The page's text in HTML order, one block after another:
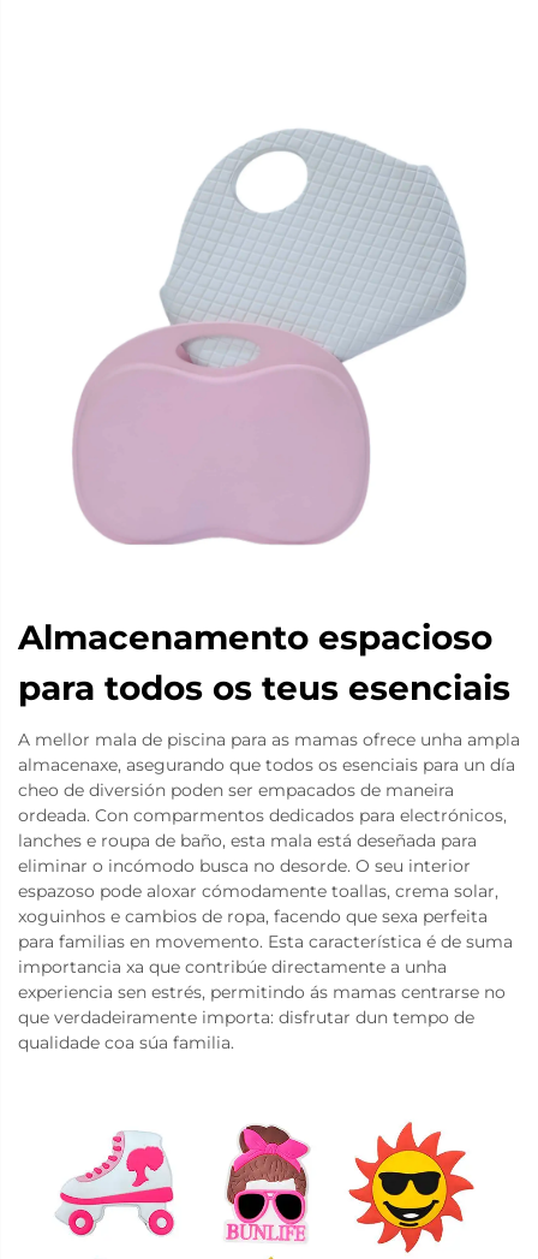
Almacenamento espacioso
para todos os teus esenciais
A mellor mala de piscina para as mamas ofrece unha ampla
almacenaxe, asegurando que todos os esenciais para un día
cheo de diversión poden ser empacados de maneira
ordeada. Con comparmentos dedicados para electrónicos,
lanches e roupa de baño, esta mala está deseñada para
eliminar o incómodo busca no desorde. O seu interior
espazoso pode aloxar cómodamente toallas, crema solar,
xoguinhos e cambios de ropa, facendo que sexa perfeita
para familias en movemento. Esta característica é de suma
importancia xa que contribúe directamente a unha
experiencia sen estrés, permitindo ás mamas centrarse no
que verdadeiramente importa: disfrutar dun tempo de
qualidade coa súa familia.